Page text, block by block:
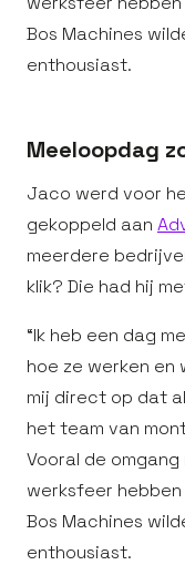
Bos Machines
enthousiast.
Meeloopdag
Jaco werd voor
gekoppeld aan
meerdere
klik? Die had hij
“Ik heb een dag
hoe ze werken en
mij direct op dat
het team van
Vooral de
werksfeer
Bos Machines
enthousiast.